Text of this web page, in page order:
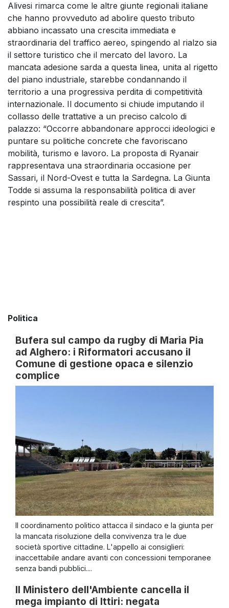
Alivesi rimarca come le altre giunte regionali italiane
che hanno provveduto ad abolire questo tributo
abbiano incassato una crescita immediata e
straordinaria del traffico aereo, spingendo al rialzo sia
il settore turistico che il mercato del lavoro. La
mancata adesione sarda a questa linea, unita al rigetto
del piano industriale, starebbe condannando il
territorio a una progressiva perdita di competitività
internazionale. Il documento si chiude imputando il
collasso delle trattative a un preciso calcolo di
palazzo: “Occorre abbandonare approcci ideologici e
puntare su politiche concrete che favoriscano
mobilità, turismo e lavoro. La proposta di Ryanair
rappresentava una straordinaria occasione per
Sassari, il Nord-Ovest e tutta la Sardegna. La Giunta
Todde si assuma la responsabilità politica di aver
respinto una possibilità reale di crescita”.
Politica
Bufera sul campo da rugby di Maria Pia
ad Alghero: i Riformatori accusano il
Comune di gestione opaca e silenzio
complice
Il coordinamento politico attacca il sindaco e la giunta per
la mancata risoluzione della convivenza tra le due
società sportive cittadine. L'appello ai consiglieri:
inaccettabile andare avanti con concessioni temporanee
senza bandi pubblici....
Il Ministero dell'Ambiente cancella il
mega impianto di Ittiri: negata